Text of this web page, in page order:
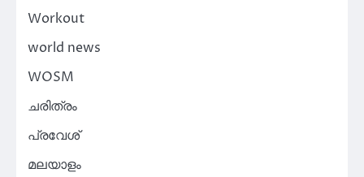
Workout
world news
WOSM
ചരിത്രം
പ്രവേശ്
മലയാളം